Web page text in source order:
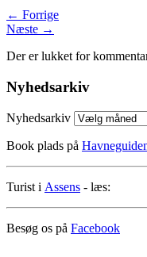
← Forrige
Næste →
Der er lukket for
Nyhedsarkiv
Nyhedsarkiv
Book plads på
Turist i Assens - læs:
Besøg os på Facebook